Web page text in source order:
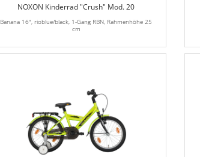
NOXON Kinderrad "Crush" Mod. 20
Banana 16", rioblue/black, 1-Gang RBN, Rahmenhöhe 25
cm